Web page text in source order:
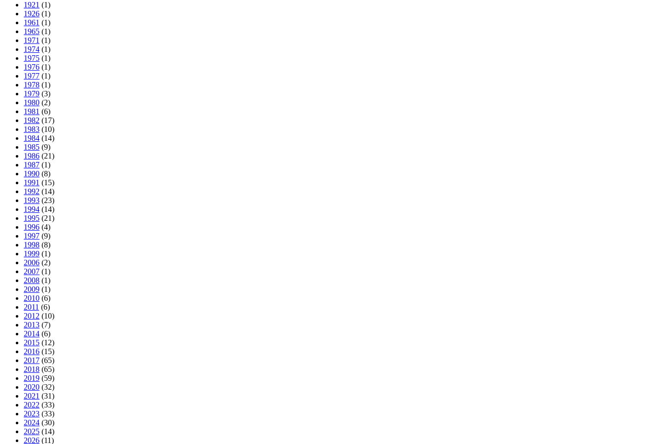
1921 (1)
1926 (1)
1961 (1)
1965 (1)
1971 (1)
1974 (1)
1975 (1)
1976 (1)
1977 (1)
1978 (1)
1979 (3)
1980 (2)
1981 (6)
1982 (17)
1983 (10)
1984 (14)
1985 (9)
1986 (21)
1987 (1)
1990 (8)
1991 (15)
1992 (14)
1993 (23)
1994 (14)
1995 (21)
1996 (4)
1997 (9)
1998 (8)
1999 (1)
2006 (2)
2007 (1)
2008 (1)
2009 (1)
2010 (6)
2011 (6)
2012 (10)
2013 (7)
2014 (6)
2015 (12)
2016 (15)
2017 (65)
2018 (65)
2019 (59)
2020 (32)
2021 (31)
2022 (33)
2023 (33)
2024 (30)
2025 (14)
2026 (11)